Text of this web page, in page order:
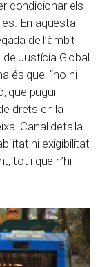
condicionar els
En aquesta
de l’àmbit
Justícia Global
és que “no hi
que pugui
drets en la
Canal detalla
ni exigibilitat
tot i que n’hi